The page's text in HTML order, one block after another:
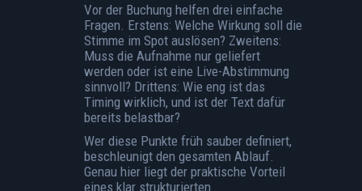
Vor der Buchung helfen drei einfache
Fragen. Erstens: Welche Wirkung soll die
Stimme im Spot auslösen? Zweitens:
Muss die Aufnahme nur geliefert
werden oder ist eine Live-Abstimmung
sinnvoll? Drittens: Wie eng ist das
Timing wirklich, und ist der Text dafür
bereits belastbar?
Wer diese Punkte früh sauber definiert,
beschleunigt den gesamten Ablauf.
Genau hier liegt der praktische Vorteil
eines klar strukturierten